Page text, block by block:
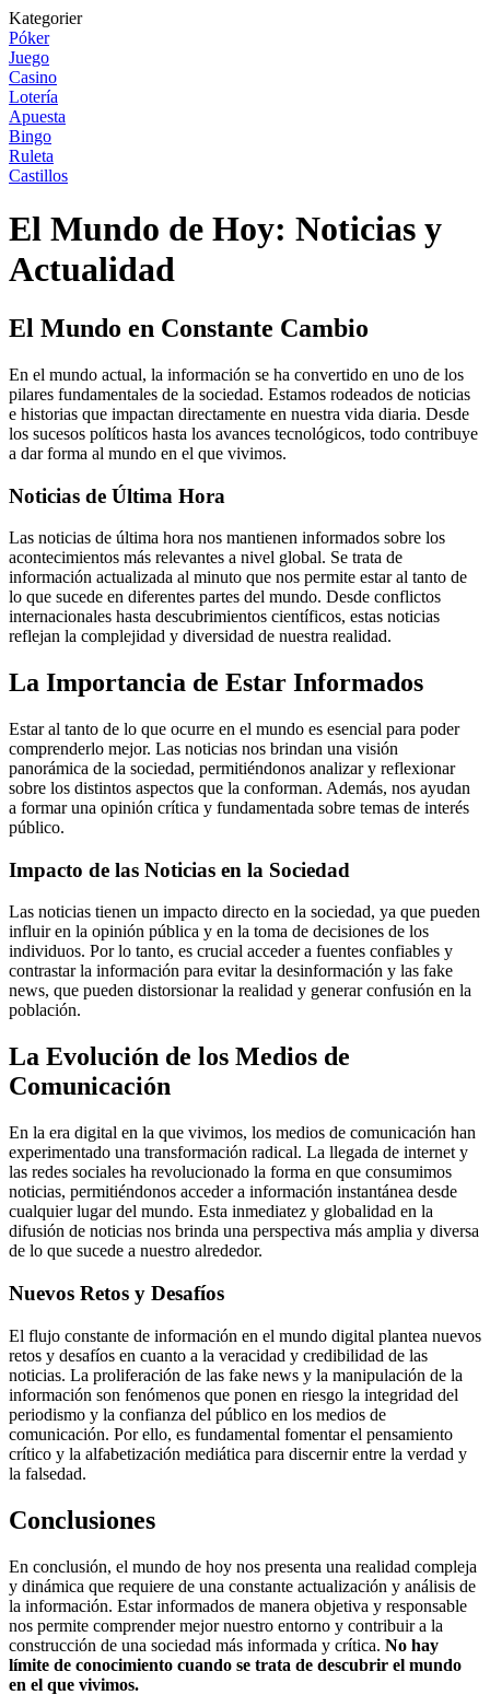
Kategorier
Póker
Juego
Casino
Lotería
Apuesta
Bingo
Ruleta
Castillos
El Mundo de Hoy: Noticias y
Actualidad
El Mundo en Constante Cambio
En el mundo actual, la información se ha convertido en uno de los
pilares fundamentales de la sociedad. Estamos rodeados de noticias
e historias que impactan directamente en nuestra vida diaria. Desde
los sucesos políticos hasta los avances tecnológicos, todo contribuye
a dar forma al mundo en el que vivimos.
Noticias de Última Hora
Las noticias de última hora nos mantienen informados sobre los
acontecimientos más relevantes a nivel global. Se trata de
información actualizada al minuto que nos permite estar al tanto de
lo que sucede en diferentes partes del mundo. Desde conflictos
internacionales hasta descubrimientos científicos, estas noticias
reflejan la complejidad y diversidad de nuestra realidad.
La Importancia de Estar Informados
Estar al tanto de lo que ocurre en el mundo es esencial para poder
comprenderlo mejor. Las noticias nos brindan una visión
panorámica de la sociedad, permitiéndonos analizar y reflexionar
sobre los distintos aspectos que la conforman. Además, nos ayudan
a formar una opinión crítica y fundamentada sobre temas de interés
público.
Impacto de las Noticias en la Sociedad
Las noticias tienen un impacto directo en la sociedad, ya que pueden
influir en la opinión pública y en la toma de decisiones de los
individuos. Por lo tanto, es crucial acceder a fuentes confiables y
contrastar la información para evitar la desinformación y las fake
news, que pueden distorsionar la realidad y generar confusión en la
población.
La Evolución de los Medios de
Comunicación
En la era digital en la que vivimos, los medios de comunicación han
experimentado una transformación radical. La llegada de internet y
las redes sociales ha revolucionado la forma en que consumimos
noticias, permitiéndonos acceder a información instantánea desde
cualquier lugar del mundo. Esta inmediatez y globalidad en la
difusión de noticias nos brinda una perspectiva más amplia y diversa
de lo que sucede a nuestro alrededor.
Nuevos Retos y Desafíos
El flujo constante de información en el mundo digital plantea nuevos
retos y desafíos en cuanto a la veracidad y credibilidad de las
noticias. La proliferación de las fake news y la manipulación de la
información son fenómenos que ponen en riesgo la integridad del
periodismo y la confianza del público en los medios de
comunicación. Por ello, es fundamental fomentar el pensamiento
crítico y la alfabetización mediática para discernir entre la verdad y
la falsedad.
Conclusiones
En conclusión, el mundo de hoy nos presenta una realidad compleja
y dinámica que requiere de una constante actualización y análisis de
la información. Estar informados de manera objetiva y responsable
nos permite comprender mejor nuestro entorno y contribuir a la
construcción de una sociedad más informada y crítica. No hay
límite de conocimiento cuando se trata de descubrir el mundo
en el que vivimos.